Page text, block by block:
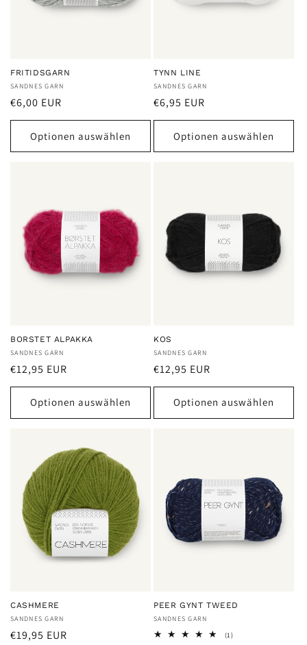
FRITIDSGARN
Anbieter:
SANDNES GARN
Normaler
Preis
€6,00 EUR
Optionen auswählen
TYNN LINE
Anbieter:
SANDNES GARN
Normaler
Preis
€6,95 EUR
Optionen auswählen
BORSTET ALPAKKA
Anbieter:
SANDNES GARN
Normaler
Preis
€12,95 EUR
Optionen auswählen
KOS
Anbieter:
SANDNES GARN
Normaler
Preis
€12,95 EUR
Optionen auswählen
CASHMERE
Anbieter:
SANDNES GARN
Normaler
€19,95 EUR
PEER GYNT TWEED
Anbieter:
SANDNES GARN
(1)1